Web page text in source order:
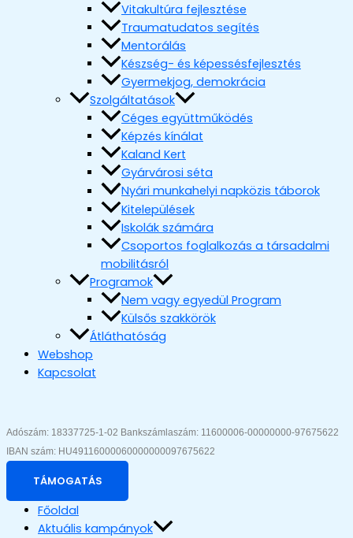
Vitakultúra fejlesztése
Traumatudatos segítés
Mentorálás
Készség- és képessésfejlesztés
Gyermekjog, demokrácia
Szolgáltatások
Céges együttműködés
Képzés kínálat
Kaland Kert
Gyárvárosi séta
Nyári munkahelyi napközis táborok
Kitelepülések
Iskolák számára
Csoportos foglalkozás a társadalmi
mobilitásról
Programok
Nem vagy egyedül Program
Külsős szakkörök
Átláthatóság
Webshop
Kapcsolat
Adószám: 18337725-1-02 Bankszámlaszám: 11600006-00000000-97675622
IBAN szám: HU49116000060000000097675622
TÁMOGATÁS
Főoldal
Aktuális kampányok